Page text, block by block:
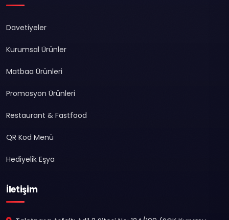
Davetiyeler
Kurumsal Ürünler
Matbaa Ürünleri
Promosyon Ürünleri
Restaurant & Fastfood
QR Kod Menü
Hediyelik Eşya
İletişim